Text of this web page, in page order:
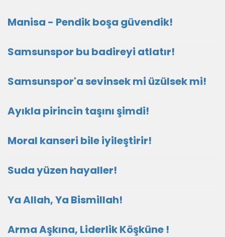
Manisa - Pendik boşa güvendik!
Samsunspor bu badireyi atlatır!
Samsunspor'a sevinsek mi üzülsek mi!
Ayıkla pirincin taşını şimdi!
Moral kanseri bile iyileştirir!
Suda yüzen hayaller!
Ya Allah, Ya Bismillah!
Arma Aşkına, Liderlik Köşküne !